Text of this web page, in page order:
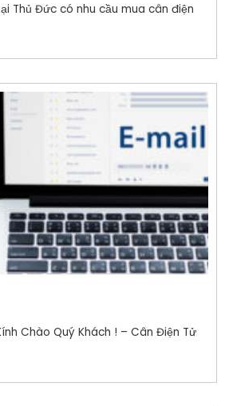
Thủ Đức có nhu cầu mua cân điện
Chào Quý Khách ! – Cân Điện Tử